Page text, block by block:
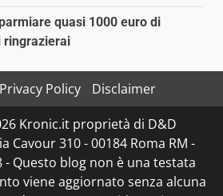
quasi 1000 euro di
ringrazierai
Privacy Policy
Disclaimer
Kronic.it proprietà di D&D
Cavour 310 - 00184 Roma RM -
- Questo blog non è una testata
viene aggiornato senza alcuna